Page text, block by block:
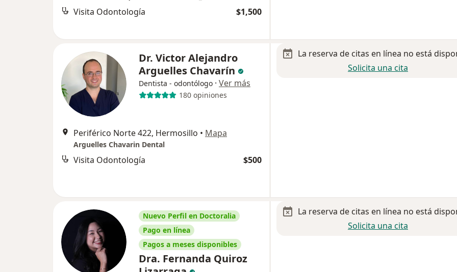
Visita Odontología $1,500
Dr. Victor Alejandro
Arguelles Chavarín
Dentista - odontólogo · Ver más
180 opiniones
Periférico Norte 422, Hermosillo • Mapa
Arguelles Chavarin Dental
Visita Odontología $500
La reserva de citas en línea no está
Solicita una cita
Nuevo Perfil en Doctoralia
Pago en línea
Pagos a meses disponibles
Dra. Fernanda Quiroz
La reserva de citas en línea no está
Solicita una cita